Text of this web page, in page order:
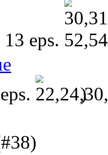
13 eps.
)